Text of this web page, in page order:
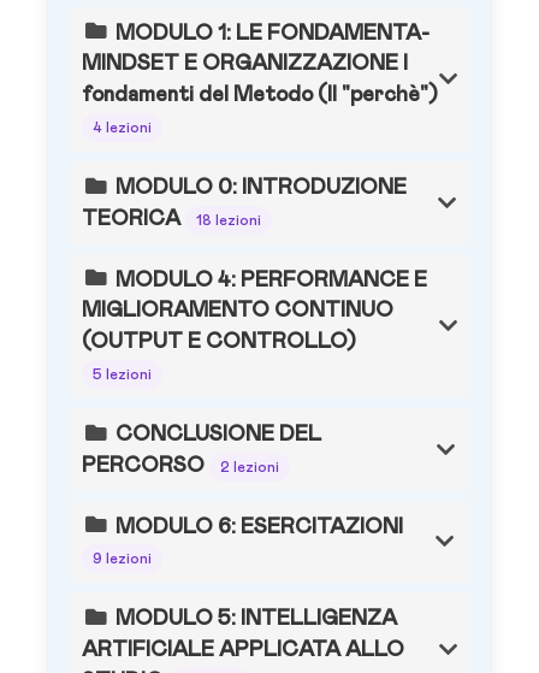
MODULO 1: LE FONDAMENTA-
MINDSET E ORGANIZZAZIONE I
fondamenti del Metodo (Il "perchè")
4 lezioni
MODULO 0: INTRODUZIONE
TEORICA
18 lezioni
MODULO 4: PERFORMANCE E
MIGLIORAMENTO CONTINUO
(OUTPUT E CONTROLLO)
5 lezioni
CONCLUSIONE DEL
PERCORSO
2 lezioni
MODULO 6: ESERCITAZIONI
9 lezioni
MODULO 5: INTELLIGENZA
ARTIFICIALE APPLICATA ALLO